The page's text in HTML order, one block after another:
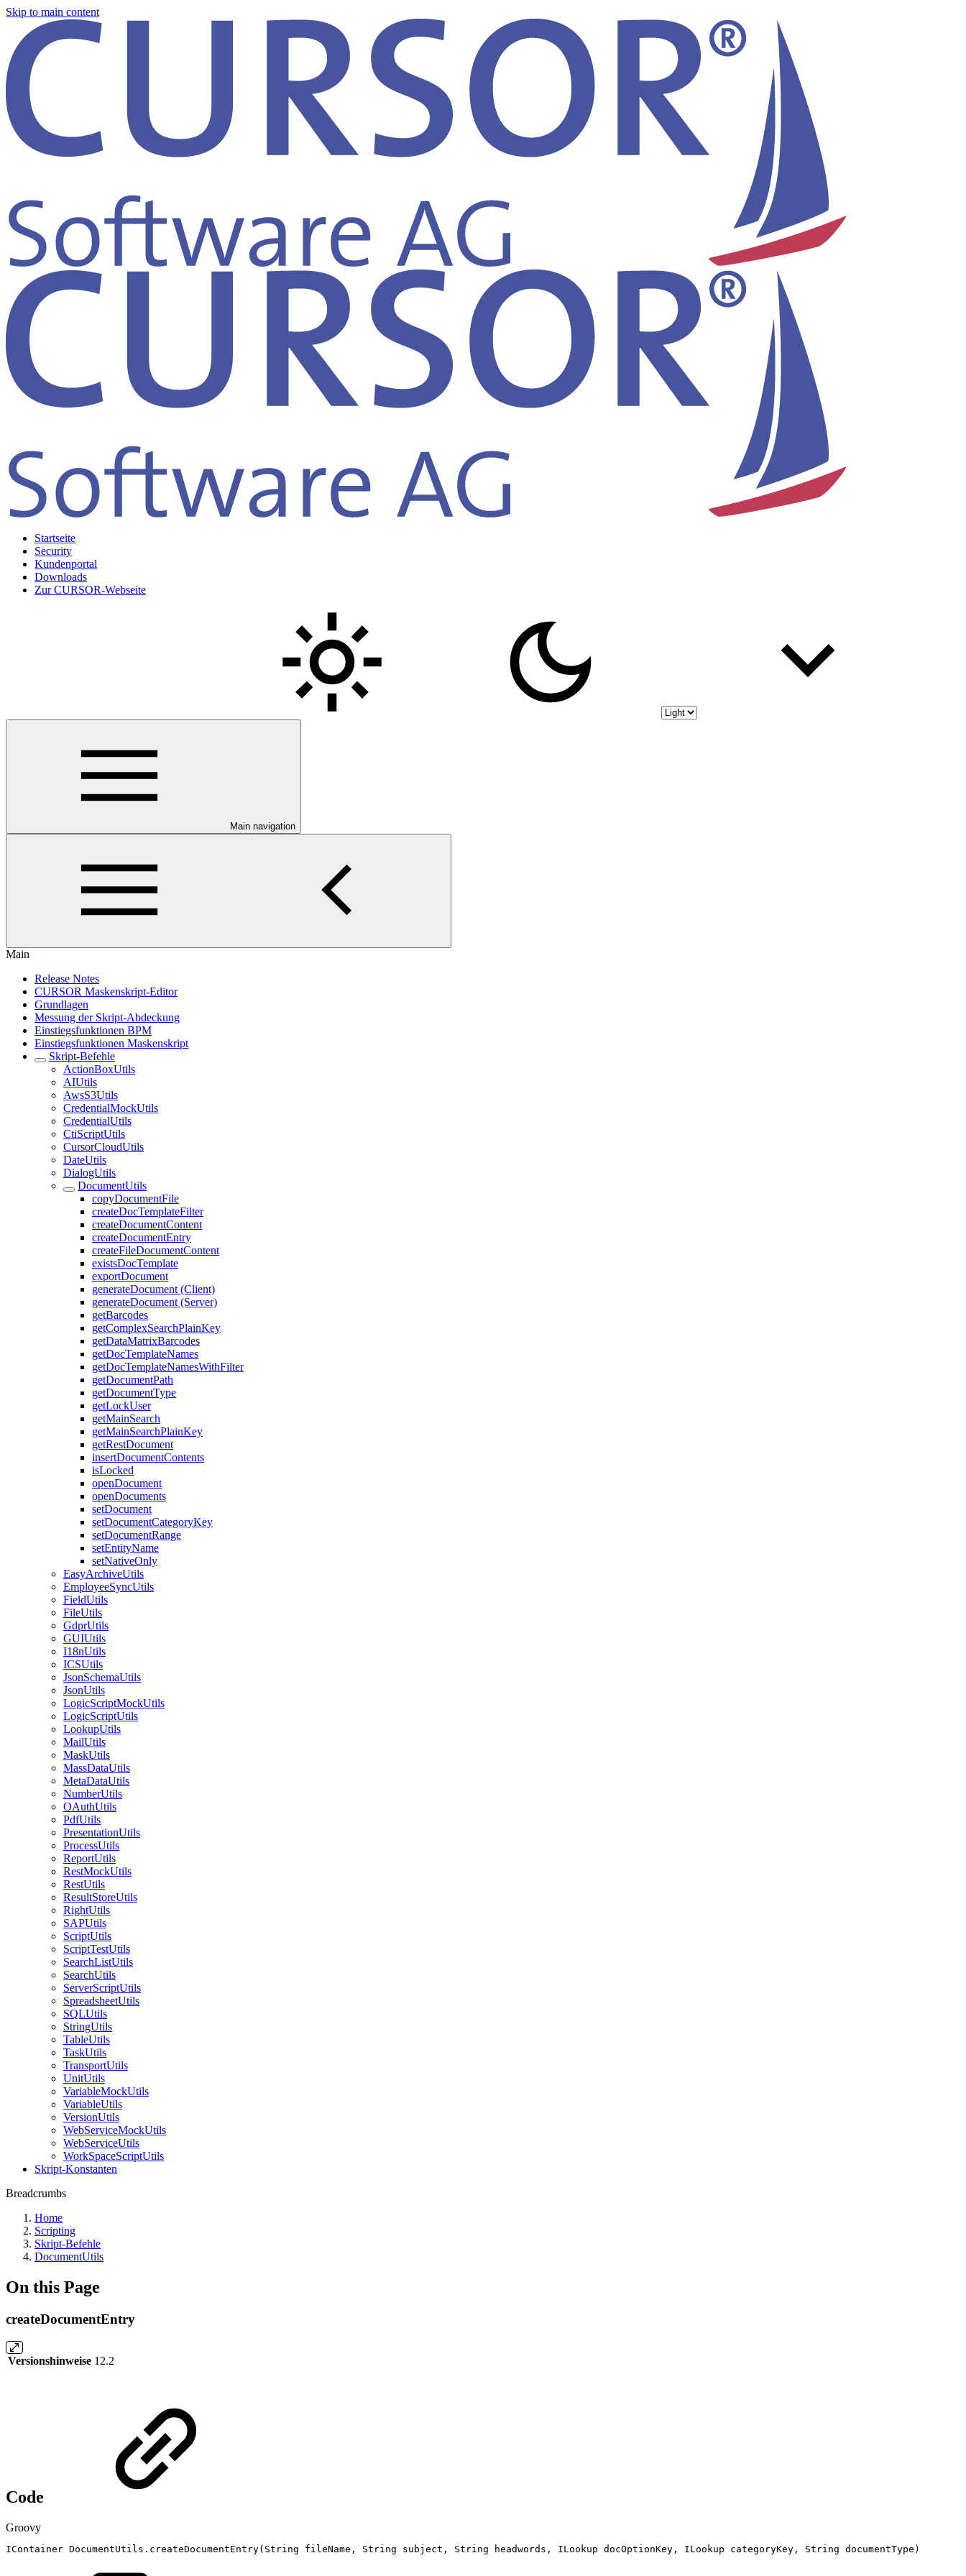
Skip to main content
Startseite
Security
Kundenportal
Downloads
Zur CURSOR-Webseite
Main navigation
Main
Release Notes
CURSOR Maskenskript-Editor
Grundlagen
Messung der Skript-Abdeckung
Einstiegsfunktionen BPM
Einstiegsfunktionen Maskenskript
Skript-Befehle
ActionBoxUtils
AIUtils
AwsS3Utils
CredentialMockUtils
CredentialUtils
CtiScriptUtils
CursorCloudUtils
DateUtils
DialogUtils
DocumentUtils
copyDocumentFile
createDocTemplateFilter
createDocumentContent
createDocumentEntry
createFileDocumentContent
existsDocTemplate
exportDocument
generateDocument (Client)
generateDocument (Server)
getBarcodes
getComplexSearchPlainKey
getDataMatrixBarcodes
getDocTemplateNames
getDocTemplateNamesWithFilter
getDocumentPath
getDocumentType
getLockUser
getMainSearch
getMainSearchPlainKey
getRestDocument
insertDocumentContents
isLocked
openDocument
openDocuments
setDocument
setDocumentCategoryKey
setDocumentRange
setEntityName
setNativeOnly
EasyArchiveUtils
EmployeeSyncUtils
FieldUtils
FileUtils
GdprUtils
GUIUtils
I18nUtils
ICSUtils
JsonSchemaUtils
JsonUtils
LogicScriptMockUtils
LogicScriptUtils
LookupUtils
MailUtils
MaskUtils
MassDataUtils
MetaDataUtils
NumberUtils
OAuthUtils
PdfUtils
PresentationUtils
ProcessUtils
ReportUtils
RestMockUtils
RestUtils
ResultStoreUtils
RightUtils
SAPUtils
ScriptUtils
ScriptTestUtils
SearchListUtils
SearchUtils
ServerScriptUtils
SpreadsheetUtils
SQLUtils
StringUtils
TableUtils
TaskUtils
TransportUtils
UnitUtils
VariableMockUtils
VariableUtils
VersionUtils
WebServiceMockUtils
WebServiceUtils
WorkSpaceScriptUtils
Skript-Konstanten
Breadcrumbs
Home
Scripting
Skript-Befehle
DocumentUtils
On this Page
createDocumentEntry
Versionshinweise 12.2
Code
Groovy
IContainer DocumentUtils . createDocumentEntry( String fileName , String subject , String headwords , ILookup docOptionKey , ILookup categoryKey , String documentType )